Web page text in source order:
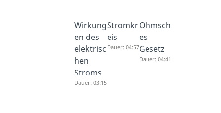
Wirkung
en des
elektrisc
hen
Stroms
Dauer: 03:15
Stromkr
eis
Dauer: 04:57
Ohmsch
es
Gesetz
Dauer: 04:41